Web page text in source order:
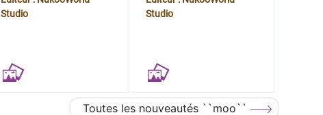
Studio
Studio
Toutes les nouveautés ``moo``